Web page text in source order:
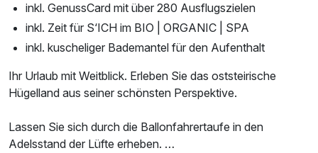
inkl. GenussCard mit über 280 Ausflugszielen
inkl. Zeit für S‘ICH im BIO | ORGANIC | SPA
inkl. kuscheliger Bademantel für den Aufenthalt
Ihr Urlaub mit Weitblick. Erleben Sie das oststeirische
Hügelland aus seiner schönsten Perspektive.
Lassen Sie sich durch die Ballonfahrertaufe in den
Adelsstand der Lüfte erheben.